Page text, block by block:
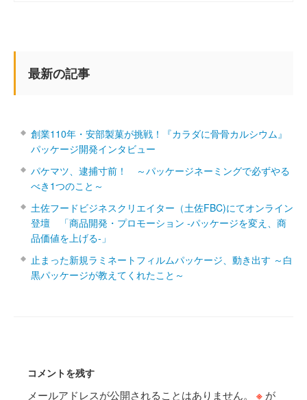
最新の記事
創業110年・安部製菓が挑戦！『カラダに骨骨カルシウム』
パッケージ開発インタビュー
パケマツ、逮捕寸前！ ～パッケージネーミングで必ずやる
べき1つのこと～
土佐フードビジネスクリエイター（土佐FBC)にてオンライン
登壇 「商品開発・プロモーション ‐パッケージを変え、商
品価値を上げる‐」
止まった新規ラミネートフィルムパッケージ、動き出す ～白
黒パッケージが教えてくれたこと～
コメントを残す
メールアドレスが公開されることはありません。 ※ が